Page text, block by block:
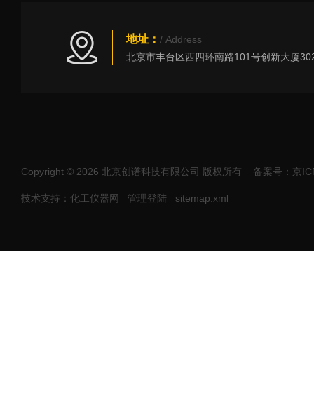
地址： / Address
Copyright © 2026 北京创谱科技有限公司 版权所有 备案号：京
技术支持：化工仪器网 管理登陆 sitemap.xml